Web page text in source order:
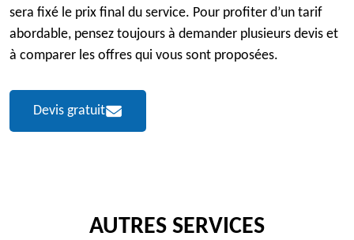
sera fixé le prix final du service. Pour profiter d’un tarif
abordable, pensez toujours à demander plusieurs devis et
à comparer les offres qui vous sont proposées.
Devis gratuit
AUTRES SERVICES